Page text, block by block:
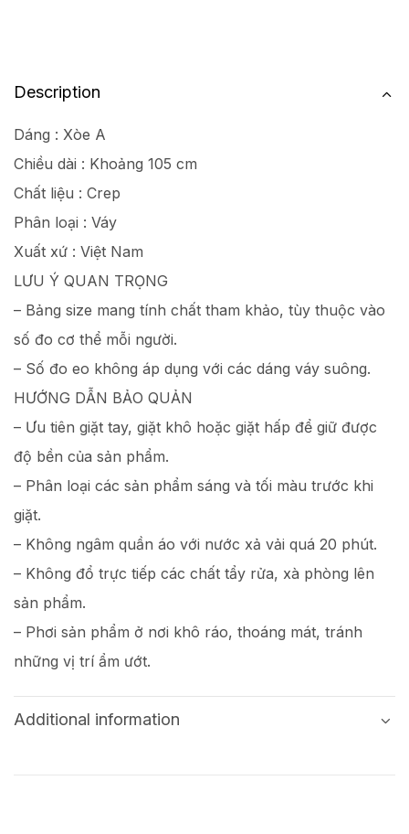
Description
Dáng : Xòe A
Chiều dài : Khoảng 105 cm
Chất liệu : Crep
Phân loại : Váy
Xuất xứ : Việt Nam
LƯU Ý QUAN TRỌNG
– Bảng size mang tính chất tham khảo, tùy thuộc vào
số đo cơ thể mỗi người.
– Số đo eo không áp dụng với các dáng váy suông.
HƯỚNG DẪN BẢO QUẢN
– Ưu tiên giặt tay, giặt khô hoặc giặt hấp để giữ được
độ bền của sản phẩm.
– Phân loại các sản phẩm sáng và tối màu trước khi
giặt.
– Không ngâm quần áo với nước xả vải quá 20 phút.
– Không đổ trực tiếp các chất tẩy rửa, xà phòng lên
sản phẩm.
– Phơi sản phẩm ở nơi khô ráo, thoáng mát, tránh
những vị trí ẩm ướt.
Additional information